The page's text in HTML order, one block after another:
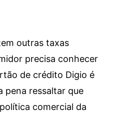
outras taxas
precisa conhecer
de crédito Digio é
pena ressaltar que
comercial da